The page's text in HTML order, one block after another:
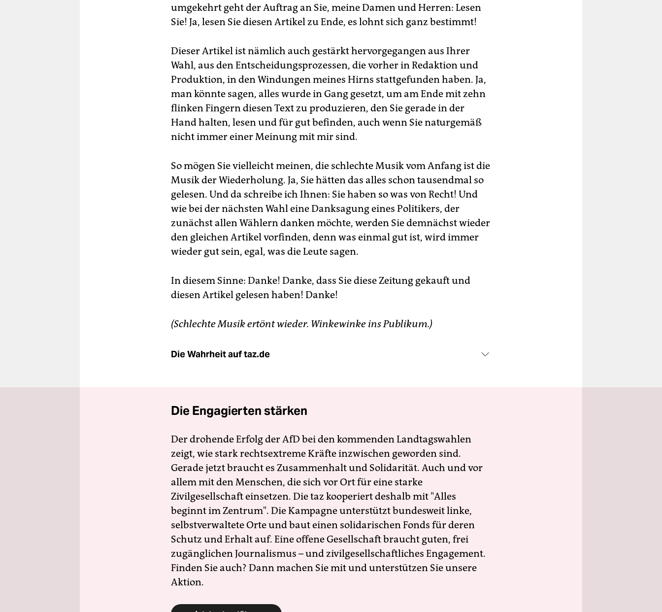
umgekehrt geht der Auftrag an Sie, meine Damen und Herren: Lesen
Sie! Ja, lesen Sie diesen Artikel zu Ende, es lohnt sich ganz bestimmt!
Dieser Artikel ist nämlich auch gestärkt hervorgegangen aus Ihrer
Wahl, aus den Entscheidungsprozessen, die vorher in Redaktion und
Produktion, in den Windungen meines Hirns stattgefunden haben. Ja,
man könnte sagen, alles wurde in Gang gesetzt, um am Ende mit zehn
flinken Fingern diesen Text zu produzieren, den Sie gerade in der
Hand halten, lesen und für gut befinden, auch wenn Sie naturgemäß
nicht immer einer Meinung mit mir sind.
So mögen Sie vielleicht meinen, die schlechte Musik vom Anfang ist die
Musik der Wiederholung. Ja, Sie hätten das alles schon tausendmal so
gelesen. Und da schreibe ich Ihnen: Sie haben so was von Recht! Und
wie bei der nächsten Wahl eine Danksagung eines Politikers, der
zunächst allen Wählern danken möchte, werden Sie demnächst wieder
den gleichen Artikel vorfinden, denn was einmal gut ist, wird immer
wieder gut sein, egal, was die Leute sagen.
In diesem Sinne: Danke! Danke, dass Sie diese Zeitung gekauft und
diesen Artikel gelesen haben! Danke!
(Schlechte Musik ertönt wieder. Winkewinke ins Publikum.)
Die Wahrheit auf taz.de
Die Engagierten stärken
Der drohende Erfolg der AfD bei den kommenden Landtagswahlen
zeigt, wie stark rechtsextreme Kräfte inzwischen geworden sind.
Gerade jetzt braucht es Zusammenhalt und Solidarität. Auch und vor
allem mit den Menschen, die sich vor Ort für eine starke
Zivilgesellschaft einsetzen. Die taz kooperiert deshalb mit "Alles
beginnt im Zentrum". Die Kampagne unterstützt bundesweit linke,
selbstverwaltete Orte und baut einen solidarischen Fonds für deren
Schutz und Erhalt auf. Eine offene Gesellschaft braucht guten, frei
zugänglichen Journalismus – und zivilgesellschaftliches Engagement.
Finden Sie auch? Dann machen Sie mit und unterstützen Sie unsere
Aktion.